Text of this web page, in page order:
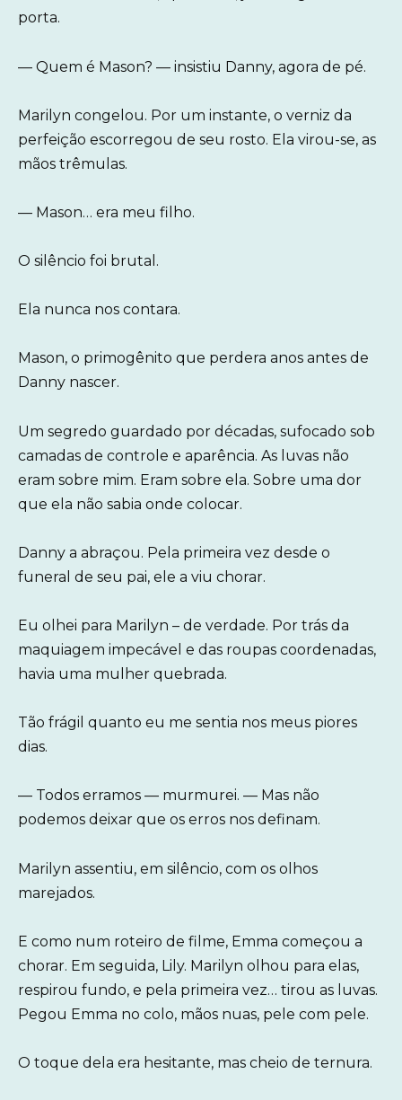
porta.
— Quem é Mason? — insistiu Danny, agora de pé.
Marilyn congelou. Por um instante, o verniz da
perfeição escorregou de seu rosto. Ela virou-se, as
mãos trêmulas.
— Mason… era meu filho.
O silêncio foi brutal.
Ela nunca nos contara.
Mason, o primogênito que perdera anos antes de
Danny nascer.
Um segredo guardado por décadas, sufocado sob
camadas de controle e aparência. As luvas não
eram sobre mim. Eram sobre ela. Sobre uma dor
que ela não sabia onde colocar.
Danny a abraçou. Pela primeira vez desde o
funeral de seu pai, ele a viu chorar.
Eu olhei para Marilyn – de verdade. Por trás da
maquiagem impecável e das roupas coordenadas,
havia uma mulher quebrada.
Tão frágil quanto eu me sentia nos meus piores
dias.
— Todos erramos — murmurei. — Mas não
podemos deixar que os erros nos definam.
Marilyn assentiu, em silêncio, com os olhos
marejados.
E como num roteiro de filme, Emma começou a
chorar. Em seguida, Lily. Marilyn olhou para elas,
respirou fundo, e pela primeira vez… tirou as luvas.
Pegou Emma no colo, mãos nuas, pele com pele.
O toque dela era hesitante, mas cheio de ternura.